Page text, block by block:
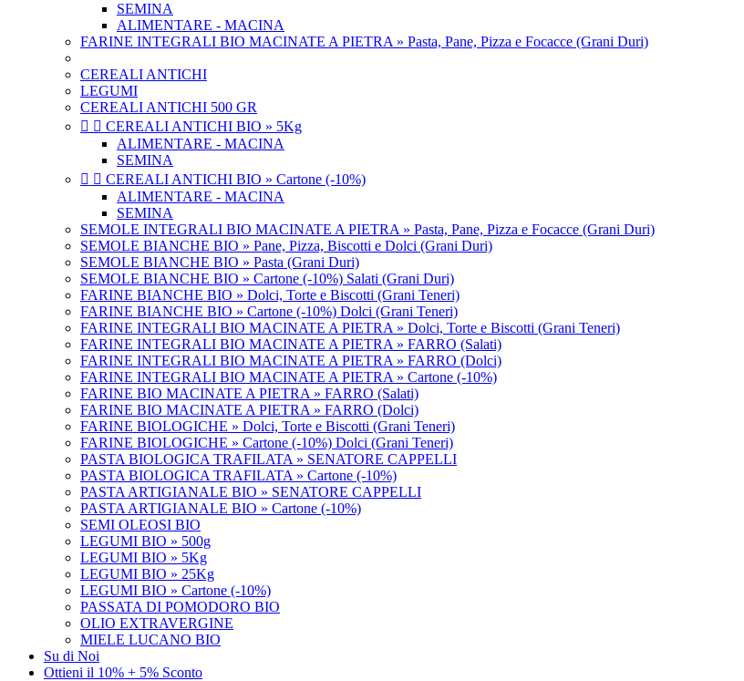
SEMINA
ALIMENTARE - MACINA
FARINE INTEGRALI BIO MACINATE A PIETRA » Pasta, Pane, Pizza e Focacce (Grani Duri)
CEREALI ANTICHI
LEGUMI
CEREALI ANTICHI 500 GR
  CEREALI ANTICHI BIO » 5Kg
ALIMENTARE - MACINA
SEMINA
  CEREALI ANTICHI BIO » Cartone (-10%)
ALIMENTARE - MACINA
SEMINA
SEMOLE INTEGRALI BIO MACINATE A PIETRA » Pasta, Pane, Pizza e Focacce (Grani Duri)
SEMOLE BIANCHE BIO » Pane, Pizza, Biscotti e Dolci (Grani Duri)
SEMOLE BIANCHE BIO » Pasta (Grani Duri)
SEMOLE BIANCHE BIO » Cartone (-10%) Salati (Grani Duri)
FARINE BIANCHE BIO » Dolci, Torte e Biscotti (Grani Teneri)
FARINE BIANCHE BIO » Cartone (-10%) Dolci (Grani Teneri)
FARINE INTEGRALI BIO MACINATE A PIETRA » Dolci, Torte e Biscotti (Grani Teneri)
FARINE INTEGRALI BIO MACINATE A PIETRA » FARRO (Salati)
FARINE INTEGRALI BIO MACINATE A PIETRA » FARRO (Dolci)
FARINE INTEGRALI BIO MACINATE A PIETRA » Cartone (-10%)
FARINE BIO MACINATE A PIETRA » FARRO (Salati)
FARINE BIO MACINATE A PIETRA » FARRO (Dolci)
FARINE BIOLOGICHE » Dolci, Torte e Biscotti (Grani Teneri)
FARINE BIOLOGICHE » Cartone (-10%) Dolci (Grani Teneri)
PASTA BIOLOGICA TRAFILATA » SENATORE CAPPELLI
PASTA BIOLOGICA TRAFILATA » Cartone (-10%)
PASTA ARTIGIANALE BIO » SENATORE CAPPELLI
PASTA ARTIGIANALE BIO » Cartone (-10%)
SEMI OLEOSI BIO
LEGUMI BIO » 500g
LEGUMI BIO » 5Kg
LEGUMI BIO » 25Kg
LEGUMI BIO » Cartone (-10%)
PASSATA DI POMODORO BIO
OLIO EXTRAVERGINE
MIELE LUCANO BIO
Su di Noi
Ottieni il 10% + 5% Sconto